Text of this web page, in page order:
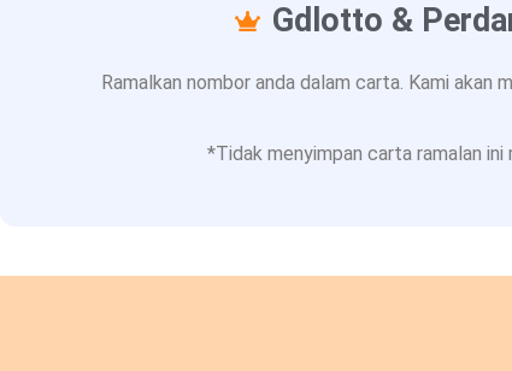
Gdlotto &
Ramalkan nombor anda dalam carta. Kami akan
*Tidak menyimpan carta ramalan